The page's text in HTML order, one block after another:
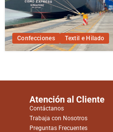
Confecciones Textil e Hilado
Atención al Cliente
Contáctanos
Trabaja con Nosotros
Preguntas Frecuentes